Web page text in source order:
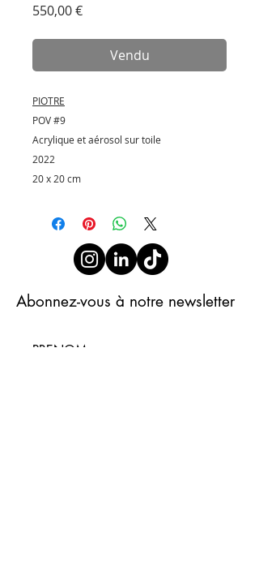
550,00 €Prix
Vendu
PIOTRE
POV #9
Acrylique et aérosol sur toile
2022
20 x 20 cm
Abonnez-vous à notre newsletter